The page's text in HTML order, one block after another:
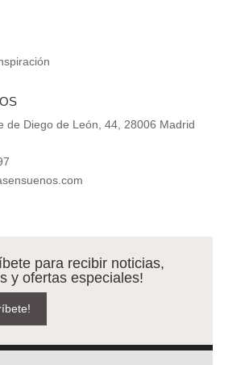
de Diego de León, 44, 28006 Madrid
para recibir noticias,
y ofertas especiales!